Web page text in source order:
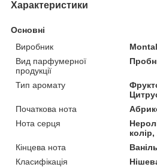
Характеристики
Основні
Виробник
Вид парфумерної
продукції
Тип аромату
Початкова нота
Нота серця
Кінцева нота
Класифікація